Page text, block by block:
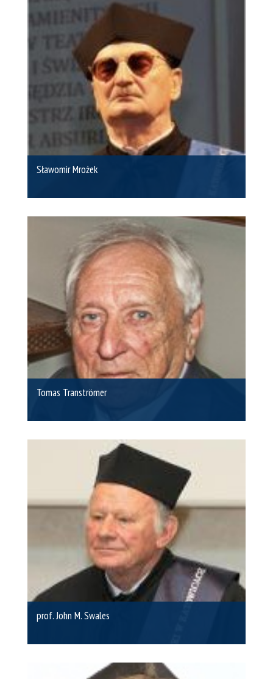
Sławomir Mrożek
Tomas Tranströmer
prof. John M. Swales